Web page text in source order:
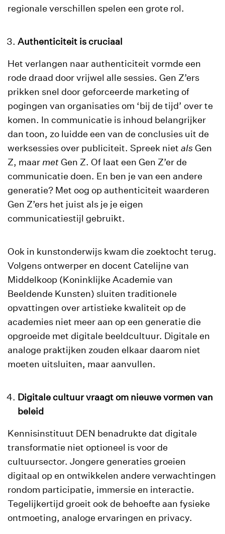
regionale verschillen spelen een grote rol.
Authenticiteit is cruciaal
Het verlangen naar authenticiteit vormde een
rode draad door vrijwel alle sessies. Gen Z’ers
prikken snel door geforceerde marketing of
pogingen van organisaties om ‘bij de tijd’ over te
komen. In communicatie is inhoud belangrijker
dan toon, zo luidde een van de conclusies uit de
werksessies over publiciteit. Spreek niet als Gen
Z, maar met Gen Z. Of laat een Gen Z’er de
communicatie doen. En ben je van een andere
generatie? Met oog op authenticiteit waarderen
Gen Z’ers het juist als je je eigen
communicatiestijl gebruikt.
Ook in kunstonderwijs kwam die zoektocht terug.
Volgens ontwerper en docent Catelijne van
Middelkoop (Koninklijke Academie van
Beeldende Kunsten) sluiten traditionele
opvattingen over artistieke kwaliteit op de
academies niet meer aan op een generatie die
opgroeide met digitale beeldcultuur. Digitale en
analoge praktijken zouden elkaar daarom niet
moeten uitsluiten, maar aanvullen.
Digitale cultuur vraagt om nieuwe vormen van
beleid
Kennisinstituut DEN benadrukte dat digitale
transformatie niet optioneel is voor de
cultuursector. Jongere generaties groeien
digitaal op en ontwikkelen andere verwachtingen
rondom participatie, immersie en interactie.
Tegelijkertijd groeit ook de behoefte aan fysieke
ontmoeting, analoge ervaringen en privacy.